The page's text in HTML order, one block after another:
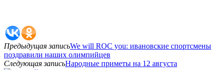
Предыдущая записьWe will ROC you: ивановские спортсмены
поздравили наших олимпийцев
Следующая записьНародные приметы на 12 августа